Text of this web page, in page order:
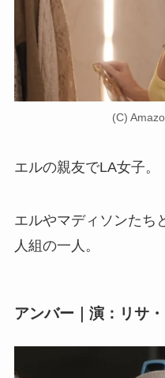
(C)
エルの親友でLA女子。
エルやマディソンたち
人組の一人。
アンバー｜演：リサ